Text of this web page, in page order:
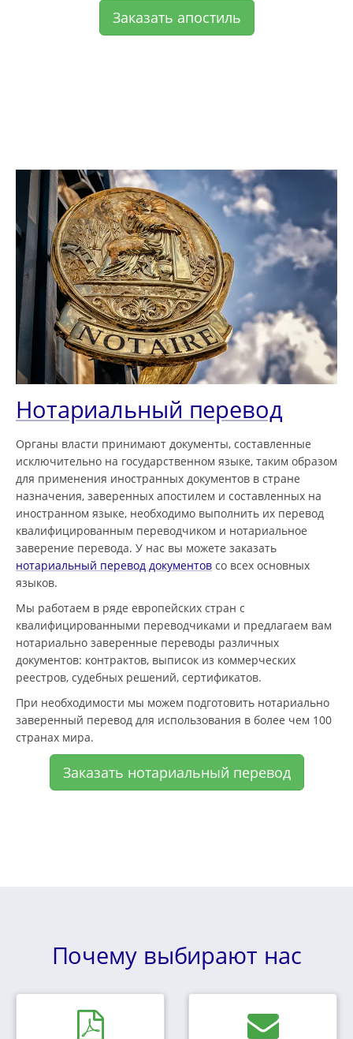
Заказать апостиль
Нотариальный перевод
Органы власти принимают документы, составленные
исключительно на государственном языке, таким образом
для применения иностранных документов в стране
назначения, заверенных апостилем и составленных на
иностранном языке, необходимо выполнить их перевод
квалифицированным переводчиком и нотариальное
заверение перевода. У нас вы можете заказать
нотариальный перевод документов со всех основных
языков.
Мы работаем в ряде европейских стран с
квалифицированными переводчиками и предлагаем вам
нотариально заверенные переводы различных
документов: контрактов, выписок из коммерческих
реестров, судебных решений, сертификатов.
При необходимости мы можем подготовить нотариально
заверенный перевод для использования в более чем 100
странах мира.
Заказать нотариальный перевод
Почему выбирают нас